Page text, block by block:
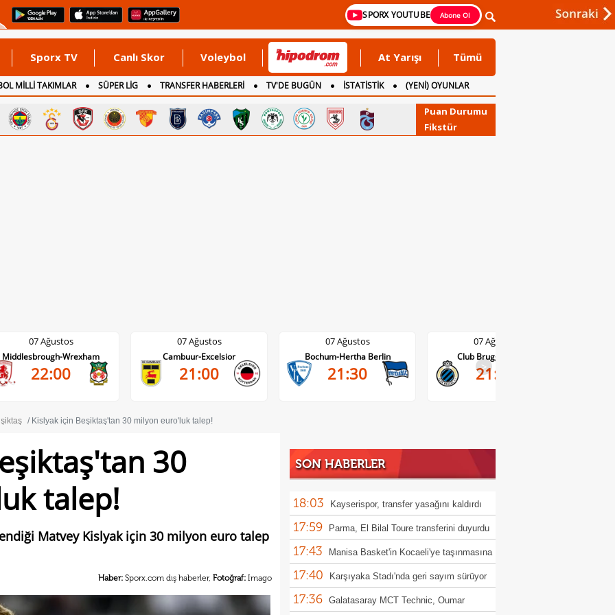
SPORX YOUTUBE Abone Ol
Sporx TV Canlı Skor Voleybol At Yarışı Tümü
MİLLİ TAKIMLAR SÜPER LİG TRANSFER HABERLERİ TV'DE BUGÜN İSTATİSTİK
(YENİ) OYUNLAR
Puan Durumu
Fikstür
07 Ağustos
Cambuur-Excelsior
21:00
07 Ağustos
Bochum-Hertha Berlin
21:30
07 Ağustos
Club Brugge-Kortrijk
21:45
07 Ağustos
Altach-WSG Tirol
20:30
>
Kislyak için Beşiktaş'tan 30 milyon euro'luk talep!
30
talep!
Matvey Kislyak için 30 milyon euro talep
Haber: Sporx.com dış haberler, Fotoğraf: Imago
SON HABERLER
18:03 Kayserispor, transfer yasağını kaldırdı
17:59 Parma, El Bilal Toure transferini duyurdu
17:43 Manisa Basket'in Kocaeli'ye taşınmasına
100 milyon TL'lik tazminat davası
17:40 Karşıyaka Stadı'nda geri sayım sürüyor
17:36 Galatasaray MCT Technic, Oumar